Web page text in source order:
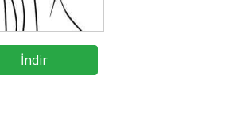
İndir